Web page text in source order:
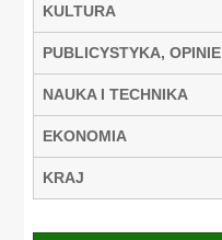
KULTURA
PUBLICYSTYKA, OPINIE
NAUKA I TECHNIKA
EKONOMIA
KRAJ